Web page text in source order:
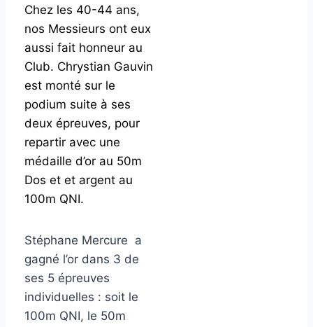
Chez les 40-44 ans,
nos Messieurs ont eux
aussi fait honneur au
Club. Chrystian Gauvin
est monté sur le
podium suite à ses
deux épreuves, pour
repartir avec une
médaille d’or au 50m
Dos et et argent au
100m QNI.
Stéphane Mercure a
gagné l’or dans 3 de
ses 5 épreuves
individuelles : soit le
100m QNI, le 50m